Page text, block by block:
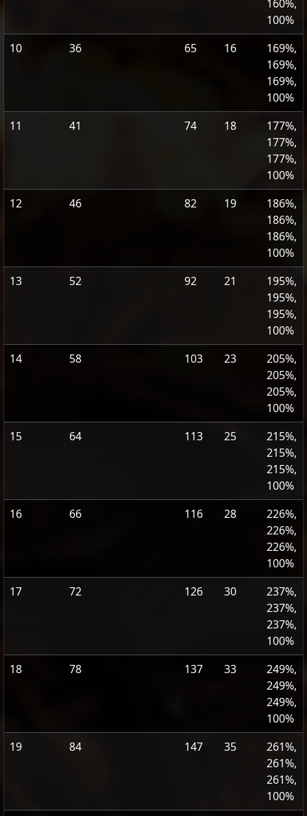
160%,
100%
10
36 65 16
169%,
169%,
169%,
100%
11
41 74 18
177%,
177%,
177%,
100%
12
46 82 19
186%,
186%,
186%,
100%
13
52 92 21
195%,
195%,
195%,
100%
14
58 103 23
205%,
205%,
205%,
100%
15
64 113 25
215%,
215%,
215%,
100%
16
66 116 28
226%,
226%,
226%,
100%
17
72 126 30
237%,
237%,
237%,
100%
18
78 137 33
249%,
249%,
249%,
100%
19
84 147 35
261%,
261%,
261%,
100%